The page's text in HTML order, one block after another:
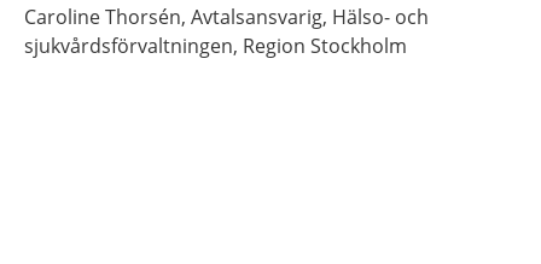
CarolineThorsén, Avtalsansvarig, Hälso- och
sjukvårdsförvaltningen, Region Stockholm